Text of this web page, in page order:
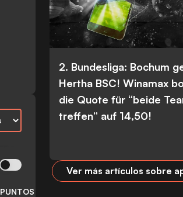
PUNTOS
2. Bundesliga: Bochum
Hertha BSC! Winamax
die Quote für “beide
treffen” auf 14,50!
Ver más artículos sobre